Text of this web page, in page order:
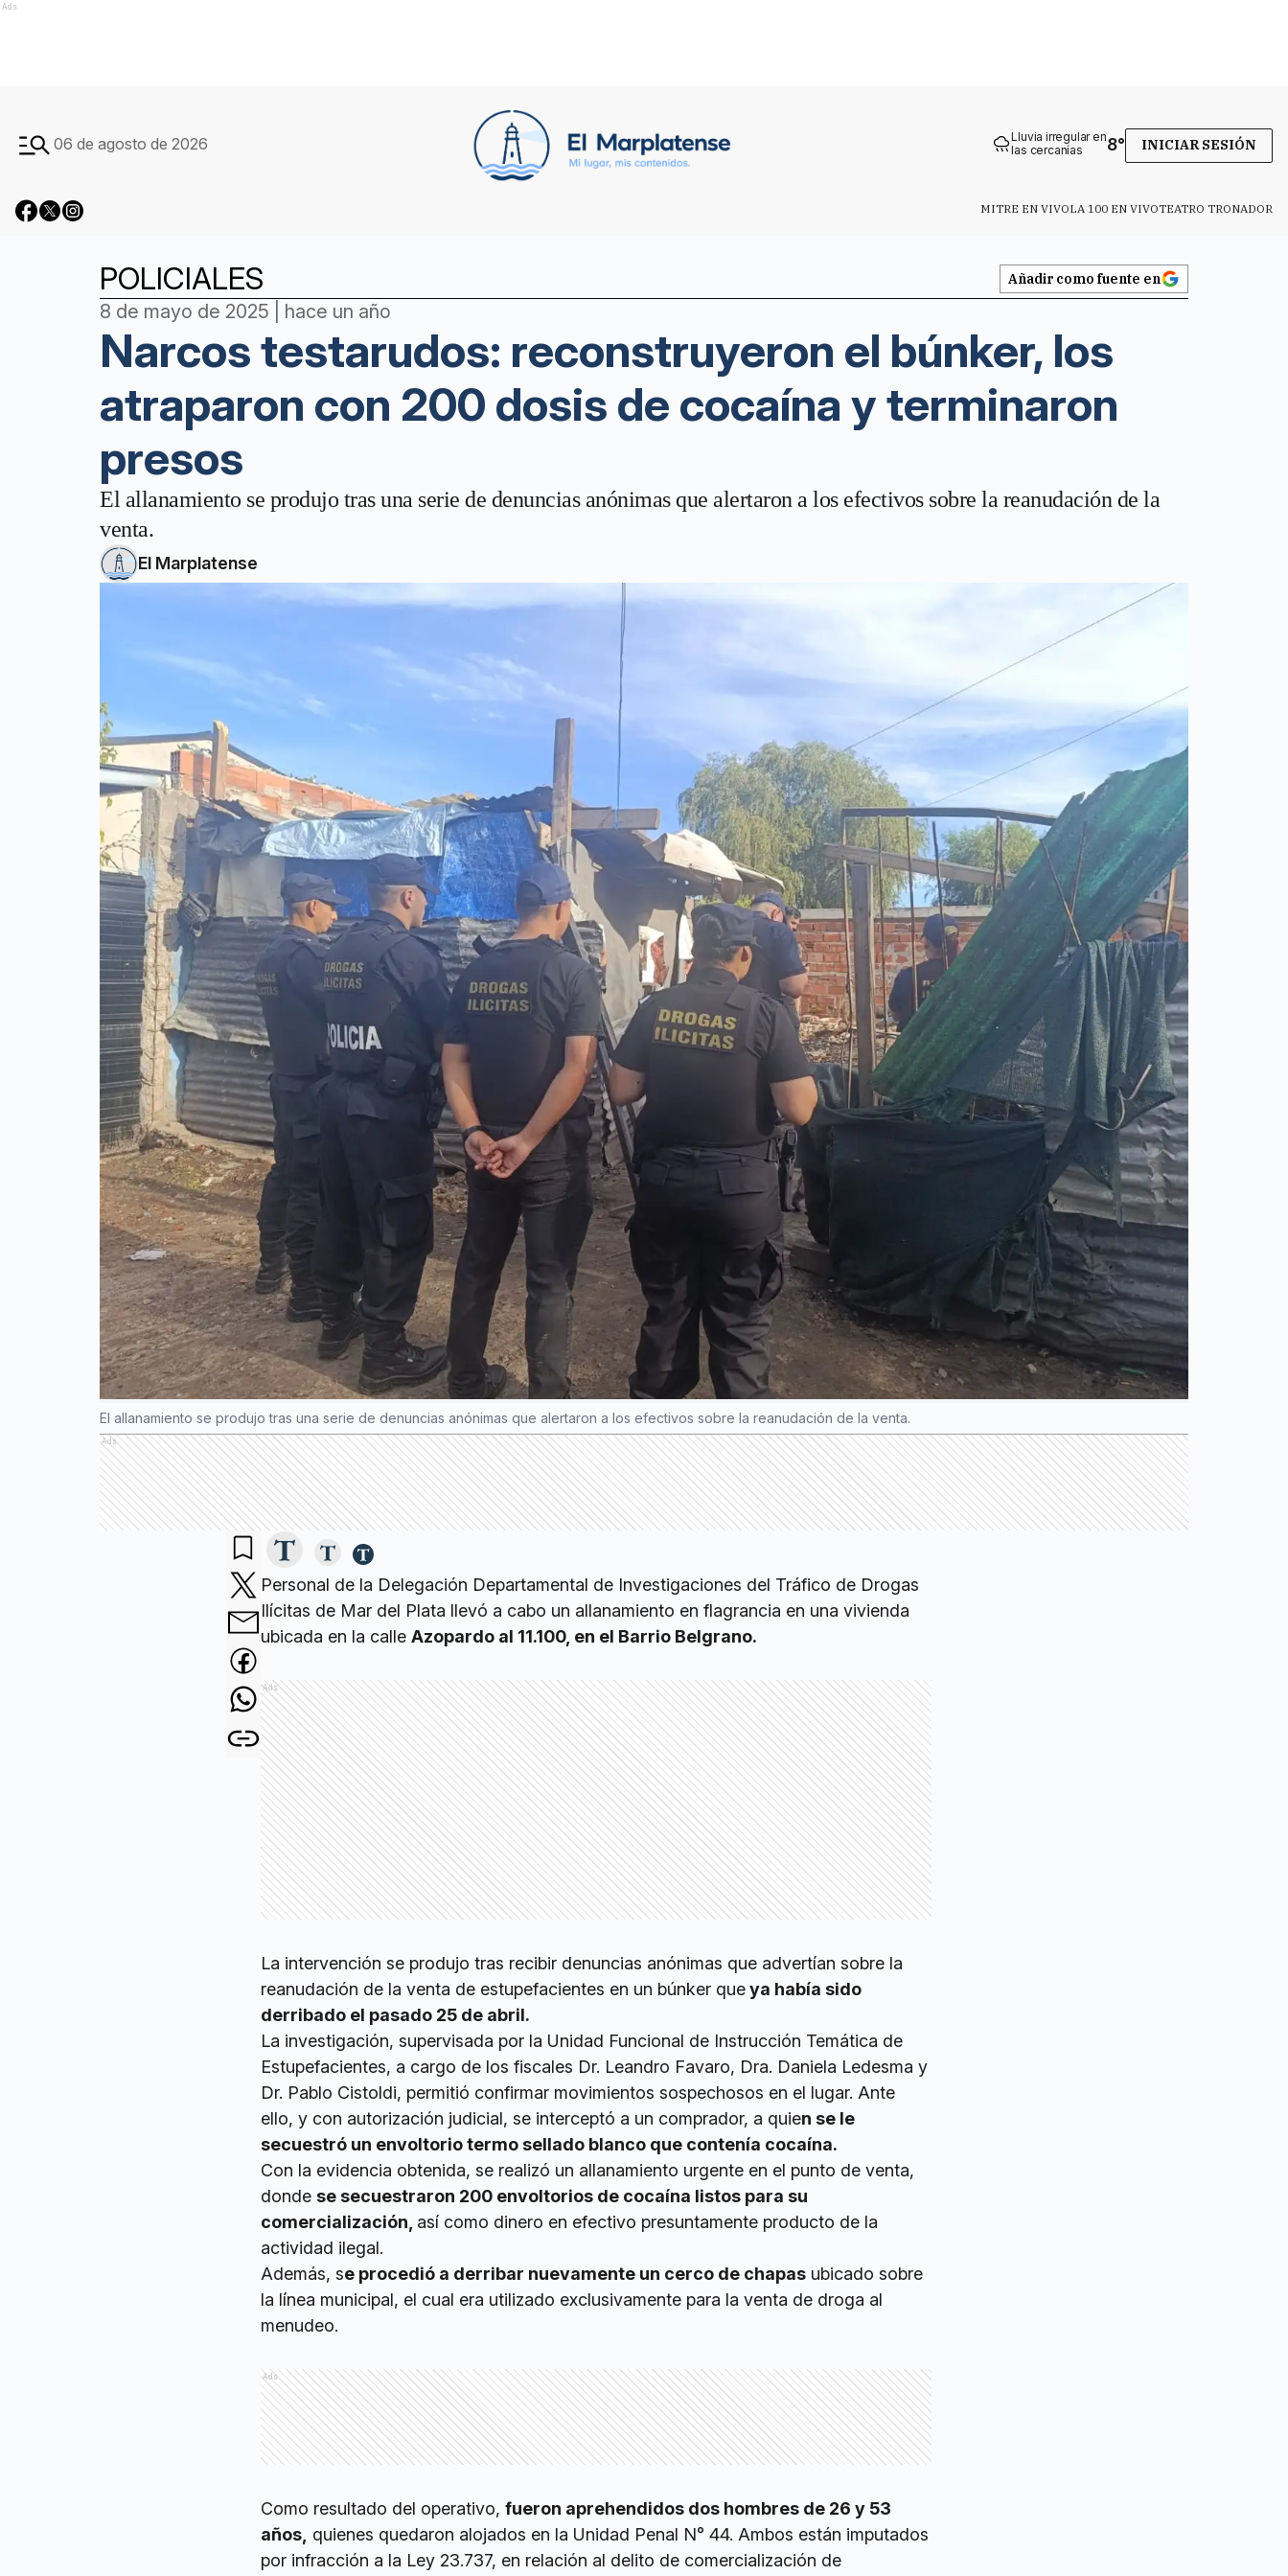
Ads
06 de agosto de 2026
Lluvia irregular en
las cercanías
8° INICIAR SESIÓN
MITRE EN VIVOLA 100 EN VIVOTEATRO TRONADOR
POLICIALES Añadir como fuente en
8 de mayo de 2025 | hace un año
Narcos testarudos: reconstruyeron el búnker, los
atraparon con 200 dosis de cocaína y terminaron
presos
El allanamiento se produjo tras una serie de denuncias anónimas que alertaron a los efectivos sobre la reanudación de la
venta.
El Marplatense
El allanamiento se produjo tras una serie de denuncias anónimas que alertaron a los efectivos sobre la reanudación de la venta.
Ads
Personal de la Delegación Departamental de Investigaciones del Tráfico de Drogas
Ilícitas de Mar del Plata llevó a cabo un allanamiento en flagrancia en una vivienda
ubicada en la calle Azopardo al 11.100, en el Barrio Belgrano.
Ads
La intervención se produjo tras recibir denuncias anónimas que advertían sobre la
reanudación de la venta de estupefacientes en un búnker queya había sido
derribado el pasado 25 de abril.
La investigación, supervisada por la Unidad Funcional de Instrucción Temática de
Estupefacientes, a cargo de los fiscales Dr. Leandro Favaro, Dra. Daniela Ledesma y
Dr. Pablo Cistoldi, permitió confirmar movimientos sospechosos en el lugar. Ante
ello, y con autorización judicial, se interceptó a un comprador, a quien se le
secuestró un envoltorio termo sellado blanco que contenía cocaína.
Con la evidencia obtenida, se realizó un allanamiento urgente en el punto de venta,
donde se secuestraron 200 envoltorios de cocaína listos para su
comercialización, así como dinero en efectivo presuntamente producto de la
actividad ilegal.
Además, se procedió a derribar nuevamente un cerco de chapas ubicado sobre
la línea municipal, el cual era utilizado exclusivamente para la venta de droga al
menudeo.
Ads
Como resultado del operativo, fueron aprehendidos dos hombres de 26 y 53
años, quienes quedaron alojados en la Unidad Penal N° 44. Ambos están imputados
por infracción a la Ley 23.737, en relación al delito de comercialización de